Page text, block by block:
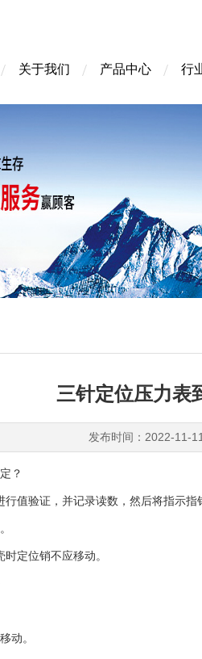
关于我们 产品中心 行
三针定位压力表
发布时间：2022-11-
？
验证，并记录读数，然后将指示指
定位销不应移动。
动。